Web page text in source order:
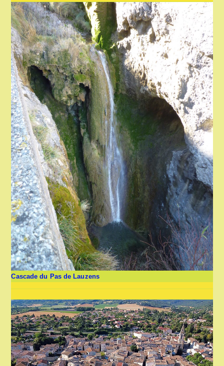
Cascade du Pas de Lauzens